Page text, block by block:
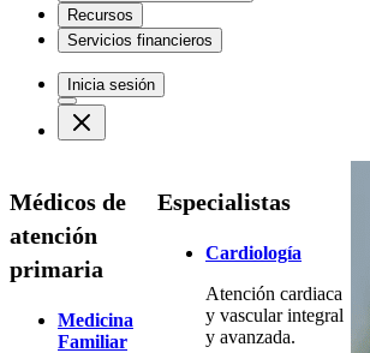
Recursos
Servicios financieros
Inicia sesión
Médicos de
atención
primaria
Medicina
Familiar
Especialistas
Cardiología
Atención cardiaca
y vascular integral
y avanzada.